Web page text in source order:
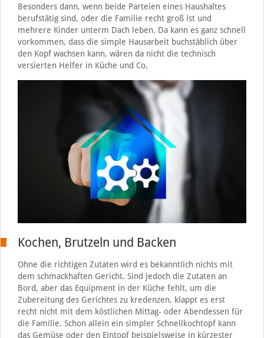
Besonders dann, wenn beide Parteien eines Haushaltes
berufstätig sind, oder die Familie recht groß ist und
mehrere Kinder unterm Dach leben. Da kann es ganz schnell
vorkommen, dass die simple Hausarbeit buchstäblich über
den Kopf wachsen kann, wären da nicht die technisch
versierten Helfer in Küche und Co.
Kochen, Brutzeln und Backen
Ohne die richtigen Zutaten wird es bekanntlich nichts mit
dem schmackhaften Gericht. Sind jedoch die Zutaten an
Bord, aber das Equipment in der Küche fehlt, um die
Zubereitung des Gerichtes zu kredenzen, klappt es erst
recht nicht mit dem köstlichen Mittag- oder Abendessen für
die Familie. Schon allein ein simpler Schnellkochtopf kann
das Gemüse oder den Eintopf beispielsweise in kürzester